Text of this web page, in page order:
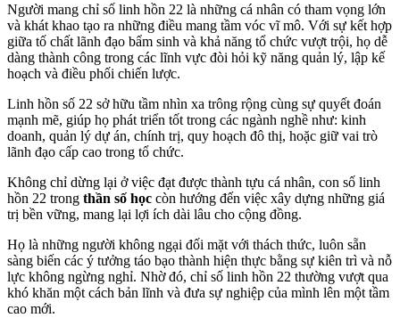
Người mang chỉ số linh hồn 22 là những cá nhân có tham vọng lớn
và khát khao tạo ra những điều mang tầm vóc vĩ mô. Với sự kết hợp
giữa tố chất lãnh đạo bẩm sinh và khả năng tổ chức vượt trội, họ dễ
dàng thành công trong các lĩnh vực đòi hỏi kỹ năng quản lý, lập kế
hoạch và điều phối chiến lược.
Linh hồn số 22 sở hữu tầm nhìn xa trông rộng cùng sự quyết đoán
mạnh mẽ, giúp họ phát triển tốt trong các ngành nghề như: kinh
doanh, quản lý dự án, chính trị, quy hoạch đô thị, hoặc giữ vai trò
lãnh đạo cấp cao trong tổ chức.
Không chỉ dừng lại ở việc đạt được thành tựu cá nhân, con số linh
hồn 22 trong thần số học còn hướng đến việc xây dựng những giá
trị bền vững, mang lại lợi ích dài lâu cho cộng đồng.
Họ là những người không ngại đối mặt với thách thức, luôn sẵn
sàng biến các ý tưởng táo bạo thành hiện thực bằng sự kiên trì và nỗ
lực không ngừng nghỉ. Nhờ đó, chỉ số linh hồn 22 thường vượt qua
khó khăn một cách bản lĩnh và đưa sự nghiệp của mình lên một tầm
cao mới.